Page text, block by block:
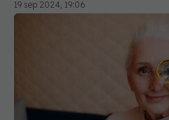
19 sep 2024, 19:06